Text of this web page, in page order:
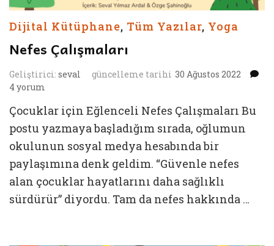
Dijital Kütüphane, Tüm Yazılar, Yoga
Nefes Çalışmaları
Geliştirici: seval güncelleme tarihi 30 Ağustos 2022
4 yorum
Çocuklar için Eğlenceli Nefes Çalışmaları Bu
postu yazmaya başladığım sırada, oğlumun
okulunun sosyal medya hesabında bir
paylaşımına denk geldim. “Güvenle nefes
alan çocuklar hayatlarını daha sağlıklı
sürdürür” diyordu. Tam da nefes hakkında …